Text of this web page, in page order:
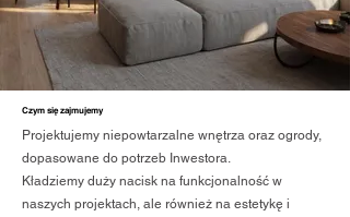
Czym się zajmujemy
Projektujemy niepowtarzalne wnętrza oraz ogrody,
dopasowane do potrzeb Inwestora.
Kładziemy duży nacisk na funkcjonalność w
naszych projektach, ale również na estetykę i